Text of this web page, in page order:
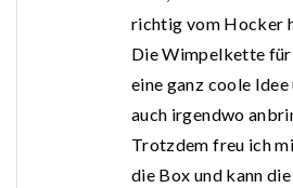
richtig vom Hocker
Die Wimpelkette
eine ganz coole
auch irgendwo
Trotzdem freu ich
die Box und kann